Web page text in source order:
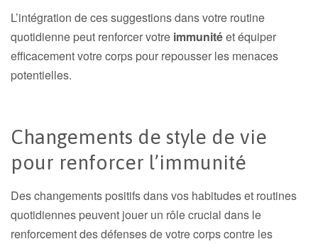
L’intégration de ces suggestions dans votre routine
quotidienne peut renforcer votre immunitéet équiper
efficacement votre corps pour repousser les menaces
potentielles.
Changements de style de vie
pour renforcer l’immunité
Des changements positifs dans vos habitudes et routines
quotidiennes peuvent jouer un rôle crucial dans le
renforcement des défenses de votre corps contre les